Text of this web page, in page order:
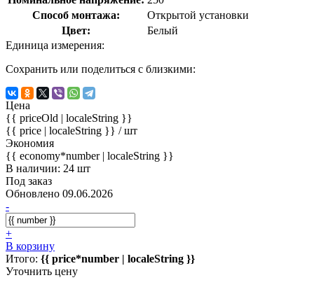
Способ монтажа:
Открытой установки
Цвет:
Белый
Единица измерения:
Сохранить или поделиться с близкими:
Цена
{{ priceOld | localeString }}
{{ price | localeString }} / шт
Экономия
{{ economy*number | localeString }}
В наличии: 24 шт
Под заказ
Обновлено 09.06.2026
-
+
В корзину
Итого: {{ price*number | localeString }}
Уточнить цену